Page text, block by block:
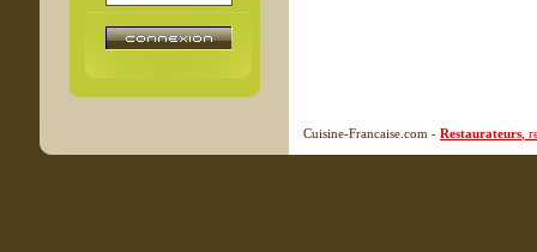
Cuisine-Francaise.com - Restaurateurs ,